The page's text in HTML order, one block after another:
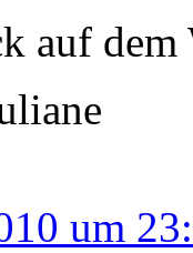
auf
um